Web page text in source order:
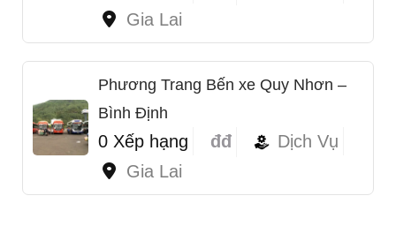
Gia Lai
Phương Trang Bến xe Quy Nhơn –
Bình Định
0 Xếp hạng đđ
Dịch Vụ
Gia Lai